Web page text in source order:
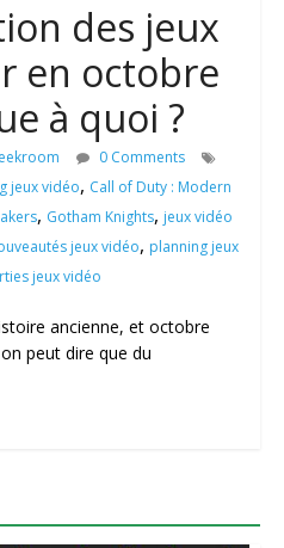
des jeux
en octobre
à quoi ?
0 Comments
jeux vidéo, Call of Duty : Modern
, Gotham Knights, jeux vidéo
jeux vidéo, planning jeux
jeux vidéo
ancienne, et octobre
peut dire que du